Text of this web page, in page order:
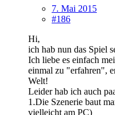
7. Mai 2015
#186
Hi,
ich hab nun das Spiel
Ich liebe es einfach
einmal zu "erfahren",
Welt!
Leider hab ich auch
1.Die Szenerie baut
vielleicht am PC)